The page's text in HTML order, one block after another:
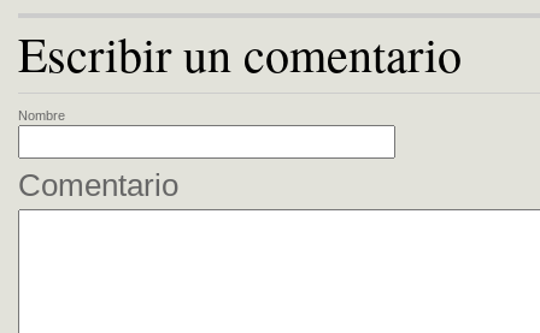
Escribir un comentario
Nombre
Comentario